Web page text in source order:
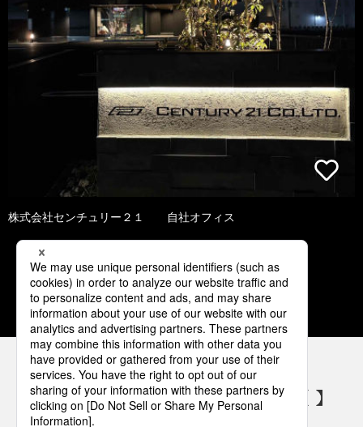
株式会社センチュリー２１ 自社オフィス
1 2 3 4 5
パナソニックの電気設備 SNSアカウント